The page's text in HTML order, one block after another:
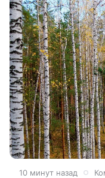
10 минут назад